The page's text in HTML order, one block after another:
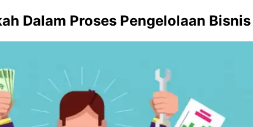
Dalam Proses Pengelolaan Bisnis